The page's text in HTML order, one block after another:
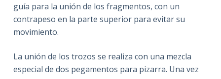
guía para la unión de los fragmentos, con un
contrapeso en la parte superior para evitar su
movimiento.
La unión de los trozos se realiza con una mezcla
especial de dos pegamentos para pizarra. Una vez